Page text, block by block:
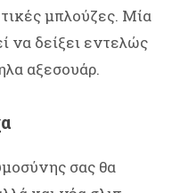
μπλούζες. Μία
να δείξει εντελώς
αξεσουάρ.
σας θα